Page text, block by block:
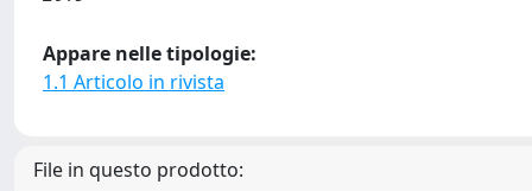
Appare nelle tipologie:
1.1 Articolo in rivista
File in questo prodotto: